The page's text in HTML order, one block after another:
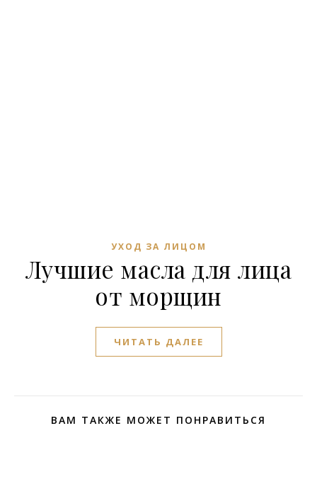
УХОД ЗА ЛИЦОМ
Лучшие масла для лица
от морщин
ЧИТАТЬ ДАЛЕЕ
ВАМ ТАКЖЕ МОЖЕТ ПОНРАВИТЬСЯ